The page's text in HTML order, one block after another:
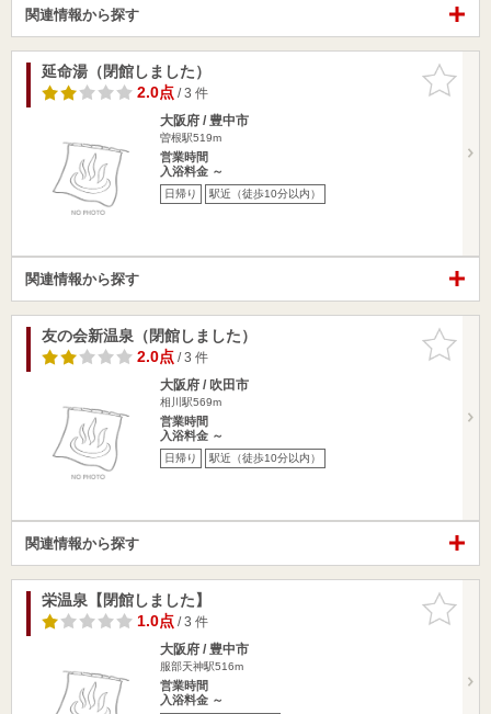
関連情報から探す
お気に入
りに追加
延命湯（閉館しました）
2.0点/ 3 件
大阪府 / 豊中市
曽根駅519m
営業時間
入浴料金 ～
日帰り 駅近（徒歩10分以内）
関連情報から探す
お気に入
りに追加
友の会新温泉（閉館しました）
2.0点/ 3 件
大阪府 / 吹田市
相川駅569m
営業時間
入浴料金 ～
日帰り 駅近（徒歩10分以内）
関連情報から探す
お気に入
りに追加
栄温泉【閉館しました】
1.0点/ 3 件
大阪府 / 豊中市
服部天神駅516m
営業時間
入浴料金 ～